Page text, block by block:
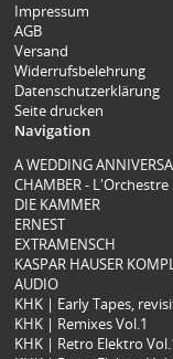
Impressum
AGB
Versand
Widerrufsbelehrung
Datenschutzerklärung
Seite drucken
Navigation
A WEDDING
CHAMBER - L'Orchestre
DIE KAMMER
ERNEST
EXTRAMENSCH
KASPAR HAUSER
AUDIO
KHK | Early Tapes,
KHK | Remixes Vol.1
KHK | Retro Elektro